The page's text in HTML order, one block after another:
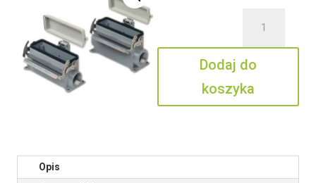
MVAP
24LP240
Dodaj do
koszyka
Opis